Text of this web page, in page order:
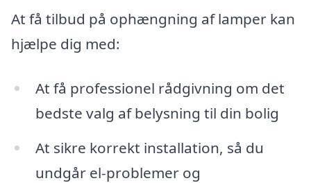
At få tilbud på ophængning af lamper kan
hjælpe dig med:
At få professionel rådgivning om det
bedste valg af belysning til din bolig
At sikre korrekt installation, så du
undgår el-problemer og